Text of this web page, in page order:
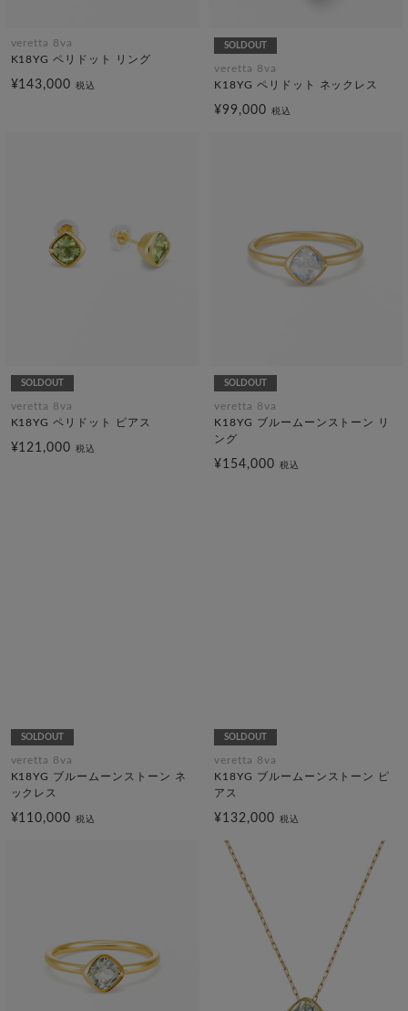
veretta 8va
K18YG ペリドット リング
¥143,000税込
SOLDOUT
veretta 8va
K18YG ペリドット ネックレス
¥99,000 税込
SOLDOUT
veretta 8va
K18YG ペリドット ピアス
¥121,000税込
SOLDOUT
veretta 8va
K18YG ブルームーンストーン リ
ング
¥154,000 税込
SOLDOUT
veretta 8va
K18YG ブルームーンストーン ネ
ックレス
¥110,000税込
SOLDOUT
veretta 8va
K18YG ブルームーンストーン ピ
アス
¥132,000 税込